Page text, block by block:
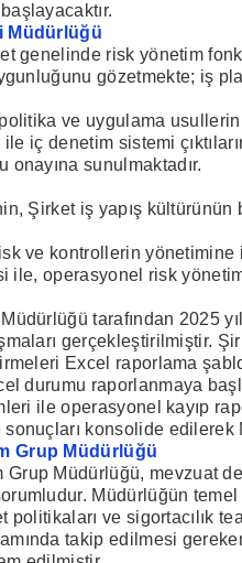
Müdürlüğü
genelinde risk yönetim
gözetmekte; iş
ve uygulama
ile iç denetim sistemi
onayına sunulmaktadır.
Şirket iş yapış
ve kontrollerin
ile, operasyonel risk
tarafından 2025
gerçekleştirilmiştir.
Excel raporlama
durumu raporlanmaya
ile operasyonel kayıp
konsolide edilerek
Grup Müdürlüğü
Grup Müdürlüğü, mevzuat
Müdürlüğün
politikaları ve sigortacılık
takip edilmesi